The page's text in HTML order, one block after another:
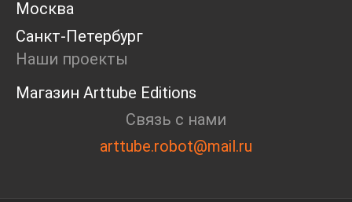
смелость создавать свое» - директор АНО
«Ленинка Арт» Афанасьева Анна.
Москва
Санкт-Петербург
Наши проекты
Магазин Arttube Editions
Связь с нами
arttube.robot@mail.ru